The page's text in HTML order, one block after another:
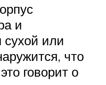
и
сухой или
что
говорит о